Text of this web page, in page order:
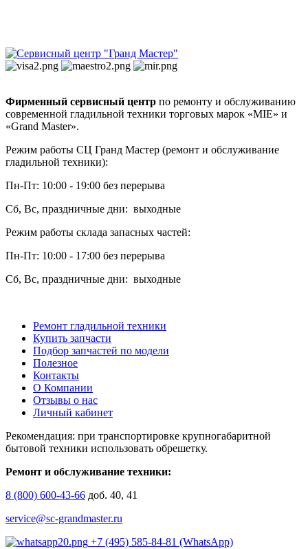
Фирменный сервисный центр по ремонту и обслуживанию
современной гладильной техники торговых марок «MIE» и
«Grand Master».
Режим работы СЦ Гранд Мастер (ремонт и обслуживание
гладильной техники):
Пн-Пт: 10:00 - 19:00 без перерыва
Сб, Вс, праздничные дни: выходные
Режим работы склада запасных частей:
Пн-Пт: 10:00 - 17:00 без перерыва
Сб, Вс, праздничные дни: выходные
Ремонт гладильной техники
Купить запчасти
Подбор запчастей по модели
Полезное
Контакты
О Компании
Отзывы о нас
Личный кабинет
Рекомендация: при транспортировке крупногабаритной
бытовой техники использовать обрешетку.
Ремонт и обслуживание техники:
8 (800) 600-43-66 доб. 40, 41
service@sc-grandmaster.ru
+7 (495) 585-84-81 (WhatsApp)